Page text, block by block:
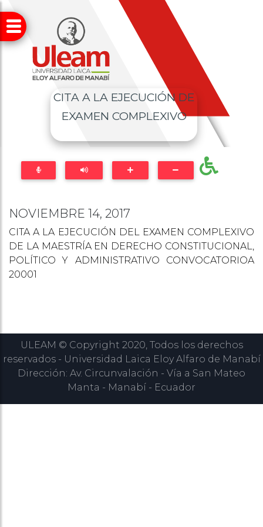
CITA A LA EJECUCIÓN DE
EXAMEN COMPLEXIVO
NOVIEMBRE 14, 2017
CITA A LA EJECUCIÓN DEL EXAMEN COMPLEXIVO
DE LA MAESTRÍA EN DERECHO CONSTITUCIONAL,
POLÍTICO Y ADMINISTRATIVO CONVOCATORIOA
20001
ULEAM © Copyright 2020, Todos los derechos
reservados - Universidad Laica Eloy Alfaro de Manabí
Dirección: Av. Circunvalación - Vía a San Mateo
Manta - Manabí - Ecuador